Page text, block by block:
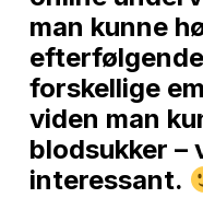
man kunne
forskellige
viden man
blodsukker –
interessant.